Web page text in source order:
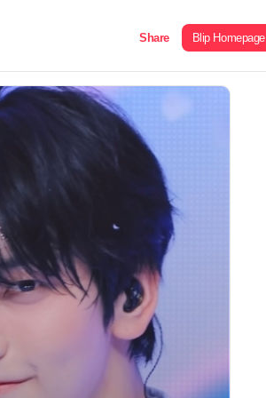
Share Blip Homepage